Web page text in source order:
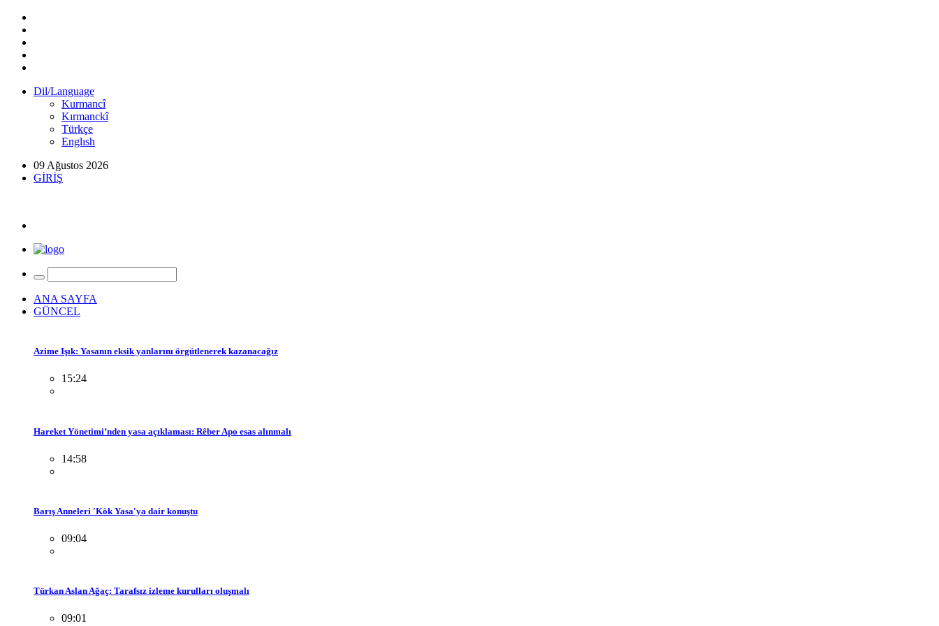
Dil/Language
Kurmancî
Kırmanckî
Türkçe
Englısh
09 Ağustos 2026
GİRİŞ
ANA SAYFA
GÜNCEL
Azime Işık: Yasanın eksik yanlarını örgütlenerek kazanacağız
15:24
Hareket Yönetimi’nden yasa açıklaması: Rêber Apo esas alınmalı
14:58
Barış Anneleri 'Kök Yasa'ya dair konuştu
09:04
Türkan Aslan Ağaç: Tarafsız izleme kurulları oluşmalı
09:01